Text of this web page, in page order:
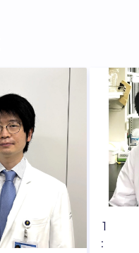
1
: